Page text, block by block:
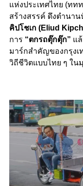
แห่งประเทศไทย (ทท
สร้างสรรค์ ดึงตำนา
คิปโชเก (Eliud
การ “ตกรถตุ๊กตุ๊ก” แ
มาร์กสำคัญของกรุงเ
วิถีชีวิตแบบไทย ๆ ใน